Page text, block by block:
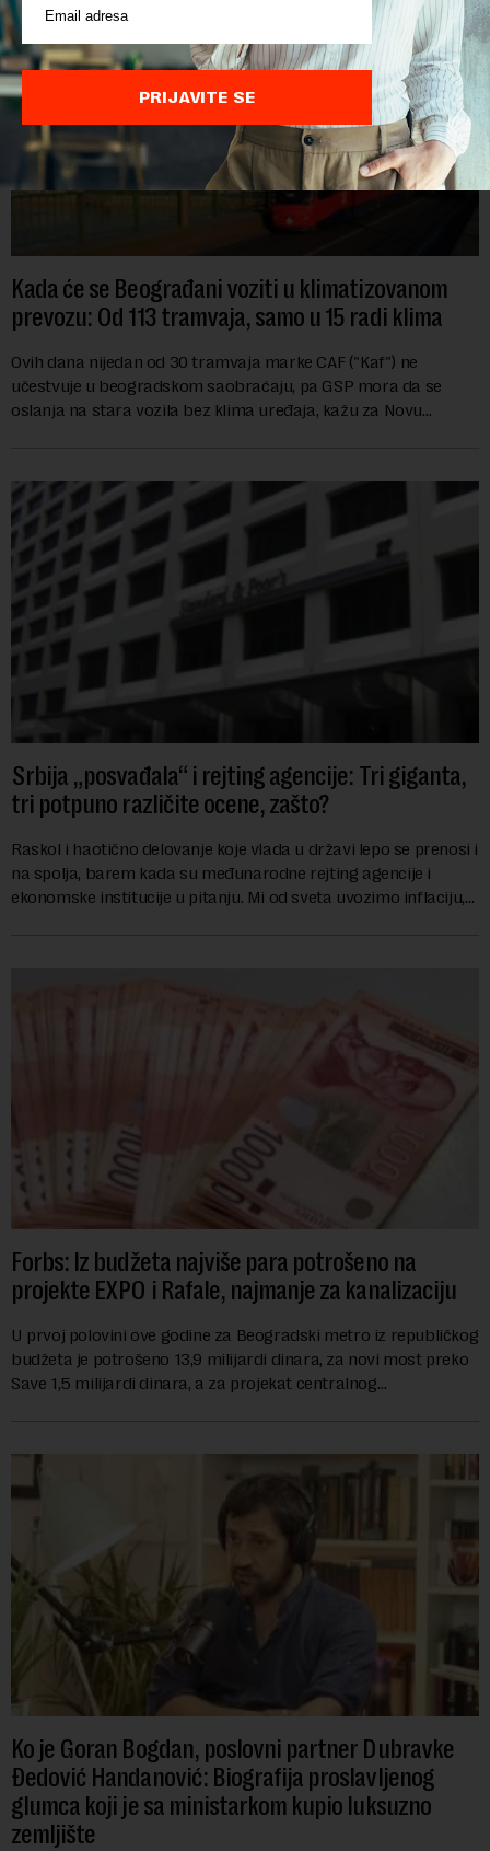
Kada će se Beograđani voziti u klimatizovanom
prevozu: Od 113 tramvaja, samo u 15 radi klima
Ovih dana nijedan od 30 tramvaja marke CAF ("Kaf") ne
učestvuje u beogradskom saobraćaju, pa GSP mora da se
oslanja na stara vozila bez klima uređaja, kažu za Novu
Srbija „posvađala“ i rejting agencije: Tri giganta,
tri potpuno različite ocene, zašto?
Raskol i haotično delovanje koje vlada u državi lepo se prenosi i
na spolja, barem kada su međunarodne rejting agencije i
ekonomske institucije u pitanju. Mi od sveta uvozimo inflaciju,
Forbs: Iz budžeta najviše para potrošeno na
projekte EXPO i Rafale, najmanje za kanalizaciju
U prvoj polovini ove godine za Beogradski metro iz republičkog
budžeta je potrošeno 13,9 milijardi dinara, za novi most preko
Save 1,5 milijardi dinara, a za projekat centralnog
Ko je Goran Bogdan, poslovni partner Dubravke
Đedović Handanović: Biografija proslavljenog
glumca koji je sa ministarkom kupio luksuzno
zemljište
PRIJAVITE SE